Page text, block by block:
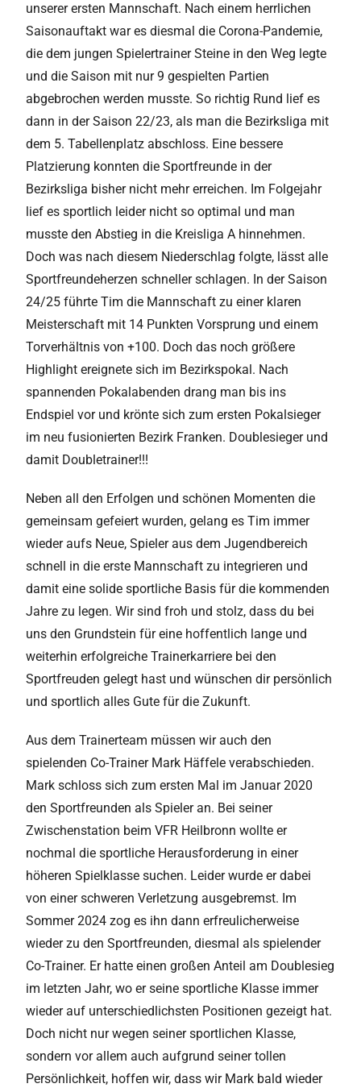
unserer ersten Mannschaft. Nach einem herrlichen
Saisonauftakt war es diesmal die Corona-Pandemie,
die dem jungen Spielertrainer Steine in den Weg legte
und die Saison mit nur 9 gespielten Partien
abgebrochen werden musste. So richtig Rund lief es
dann in der Saison 22/23, als man die Bezirksliga mit
dem 5. Tabellenplatz abschloss. Eine bessere
Platzierung konnten die Sportfreunde in der
Bezirksliga bisher nicht mehr erreichen. Im Folgejahr
lief es sportlich leider nicht so optimal und man
musste den Abstieg in die Kreisliga A hinnehmen.
Doch was nach diesem Niederschlag folgte, lässt alle
Sportfreundeherzen schneller schlagen. In der Saison
24/25 führte Tim die Mannschaft zu einer klaren
Meisterschaft mit 14 Punkten Vorsprung und einem
Torverhältnis von +100. Doch das noch größere
Highlight ereignete sich im Bezirkspokal. Nach
spannenden Pokalabenden drang man bis ins
Endspiel vor und krönte sich zum ersten Pokalsieger
im neu fusionierten Bezirk Franken. Doublesieger und
damit Doubletrainer!!!
Neben all den Erfolgen und schönen Momenten die
gemeinsam gefeiert wurden, gelang es Tim immer
wieder aufs Neue, Spieler aus dem Jugendbereich
schnell in die erste Mannschaft zu integrieren und
damit eine solide sportliche Basis für die kommenden
Jahre zu legen. Wir sind froh und stolz, dass du bei
uns den Grundstein für eine hoffentlich lange und
weiterhin erfolgreiche Trainerkarriere bei den
Sportfreuden gelegt hast und wünschen dir persönlich
und sportlich alles Gute für die Zukunft.
Aus dem Trainerteam müssen wir auch den
spielenden Co-Trainer Mark Häffele verabschieden.
Mark schloss sich zum ersten Mal im Januar 2020
den Sportfreunden als Spieler an. Bei seiner
Zwischenstation beim VFR Heilbronn wollte er
nochmal die sportliche Herausforderung in einer
höheren Spielklasse suchen. Leider wurde er dabei
von einer schweren Verletzung ausgebremst. Im
Sommer 2024 zog es ihn dann erfreulicherweise
wieder zu den Sportfreunden, diesmal als spielender
Co-Trainer. Er hatte einen großen Anteil am Doublesieg
im letzten Jahr, wo er seine sportliche Klasse immer
wieder auf unterschiedlichsten Positionen gezeigt hat.
Doch nicht nur wegen seiner sportlichen Klasse,
sondern vor allem auch aufgrund seiner tollen
Persönlichkeit, hoffen wir, dass wir Mark bald wieder